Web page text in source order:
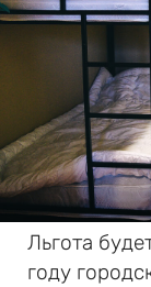
Льгота
году